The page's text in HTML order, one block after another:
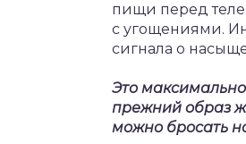
пищи перед
с угощениями.
сигнала о
Это
прежний образ
можно бросать